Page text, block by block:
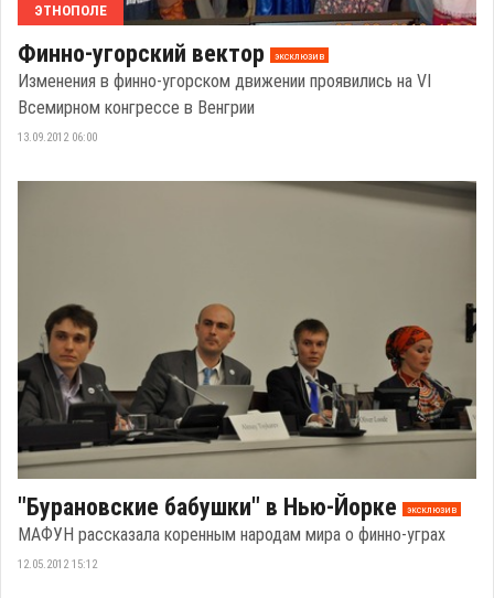
ЭТНОПОЛЕ
Финно-угорский вектор эксклюзив
Изменения в финно-угорском движении проявились на VI
Всемирном конгрессе в Венгрии
13.09.2012 06:00
"Бурановские бабушки" в Нью-Йорке эксклюзив
МАФУН рассказала коренным народам мира о финно-уграх
12.05.2012 15:12